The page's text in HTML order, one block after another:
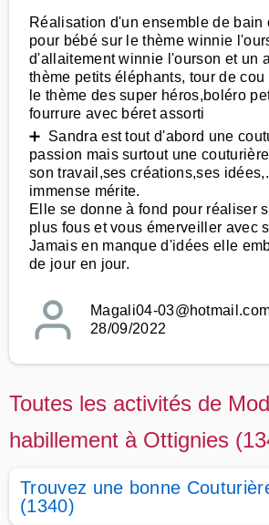
Réalisation d'un ensemble de bain
pour bébé sur le thème winnie
d'allaitement winnie l'ourson et un
thème petits éléphants, tour de
le thème des super héros,boléro
fourrure avec béret assorti
➕ Sandra est tout d'abord une
passion mais surtout une
son travail,ses créations,ses
immense mérite.
Elle se donne à fond pour réaliser
plus fous et vous émerveiller avec
Jamais en manque d'idées elle
de jour en jour.
Magali04-
28/09/2022
Toutes les activités de
habillement à Ottignies
Trouvez une bonne
(1340)